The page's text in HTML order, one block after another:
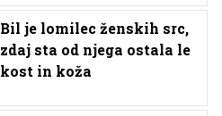
Bil je lomilec ženskih src,
zdaj sta od njega ostala le
kost in koža